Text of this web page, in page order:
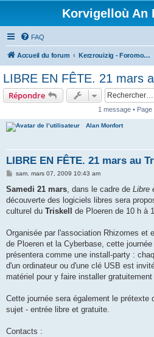
Korvigelloù An
FAQ
Accueil du forum Kerzrouizig - Foromoù An Drouizig
LIBRE EN FÊTE. 21 mars
Répondre
1 message • Page
Alan Monfort
LIBRE EN FÊTE. 21 mars au
M
s
a
g
sam. mars 07, 2009 10:43 am
Samedi 21 mars, dans le cadre de Libre
découverte des logiciels libres sera
culturel du Triskell de Ploeren de 10 h à
Organisée par l'association Rhizomes et
de Ploeren et la Cyberbase, cette
présentera comme une install-party :
d'un ordinateur ou d'une clé USB est
matériel pour y faire installer
Cette journée sera également le prétexte
sujet - entrée libre et gratuite.
Contacts :